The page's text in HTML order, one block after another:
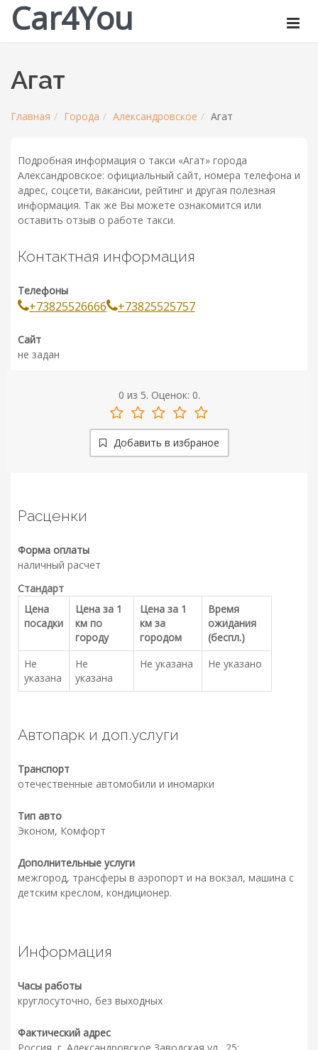
Car4You
Агат
Главная Города Александровское Агат
Подробная информация о такси «Агат» города
Александровское: официальный сайт, номера телефона и
адрес, соцсети, вакансии, рейтинг и другая полезная
информация. Так же Вы можете ознакомится или
оставить отзыв о работе такси.
Контактная информация
Телефоны
+73825526666 +73825525757
Сайт
не задан
0 из 5. Оценок: 0.
Добавить в избраное
Расценки
Форма оплаты
наличный расчет
Стандарт
Цена
посадки
Цена за 1
км по
городу
Цена за 1
км за
городом
Время
ожидания
(беспл.)
Не
указана
Не
указана
Не указана Не указано
Автопарк и доп.услуги
Транспорт
отечественные автомобили и иномарки
Тип авто
Эконом, Комфорт
Дополнительные услуги
межгород, трансферы в аэропорт и на вокзал, машина с
детским креслом, кондиционер.
Информация
Часы работы
круглосуточно, без выходных
Фактический адрес